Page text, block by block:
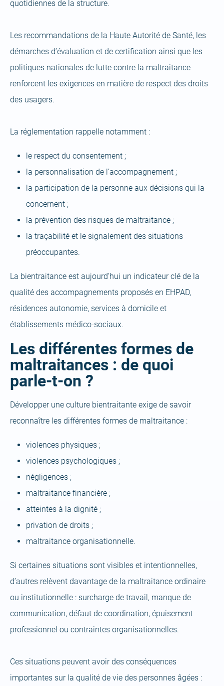
quotidiennes de la structure.
Les recommandations de la Haute Autorité de Santé, les
démarches d’évaluation et de certification ainsi que les
politiques nationales de lutte contre la maltraitance
renforcent les exigences en matière de respect des droits
des usagers.
La réglementation rappelle notamment :
le respect du consentement ;
la personnalisation de l’accompagnement ;
la participation de la personne aux décisions qui la
concernent ;
la prévention des risques de maltraitance ;
la traçabilité et le signalement des situations
préoccupantes.
La bientraitance est aujourd’hui un indicateur clé de la
qualité des accompagnements proposés en EHPAD,
résidences autonomie, services à domicile et
établissements médico-sociaux.
Les différentes formes de
maltraitances : de quoi
parle-t-on ?
Développer une culture bientraitante exige de savoir
reconnaître les différentes formes de maltraitance :
violences physiques ;
violences psychologiques ;
négligences ;
maltraitance financière ;
atteintes à la dignité ;
privation de droits ;
maltraitance organisationnelle.
Si certaines situations sont visibles et intentionnelles,
d’autres relèvent davantage de la maltraitance ordinaire
ou institutionnelle : surcharge de travail, manque de
communication, défaut de coordination, épuisement
professionnel ou contraintes organisationnelles.
Ces situations peuvent avoir des conséquences
importantes sur la qualité de vie des personnes âgées :